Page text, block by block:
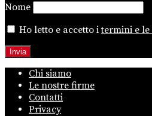
Nome
Ho letto e accetto itermini e
Chi siamo
Le nostre firme
Contatti
Privacy